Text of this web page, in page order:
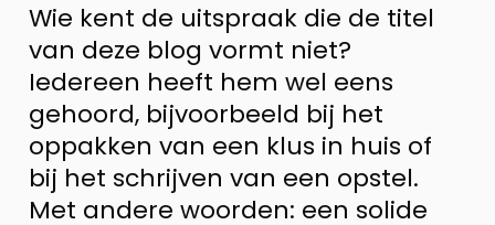
Wie kent de uitspraak die de titel
van deze blog vormt niet?
Iedereen heeft hem wel eens
gehoord, bijvoorbeeld bij het
oppakken van een klus in huis of
bij het schrijven van een opstel.
Met andere woorden: een solide